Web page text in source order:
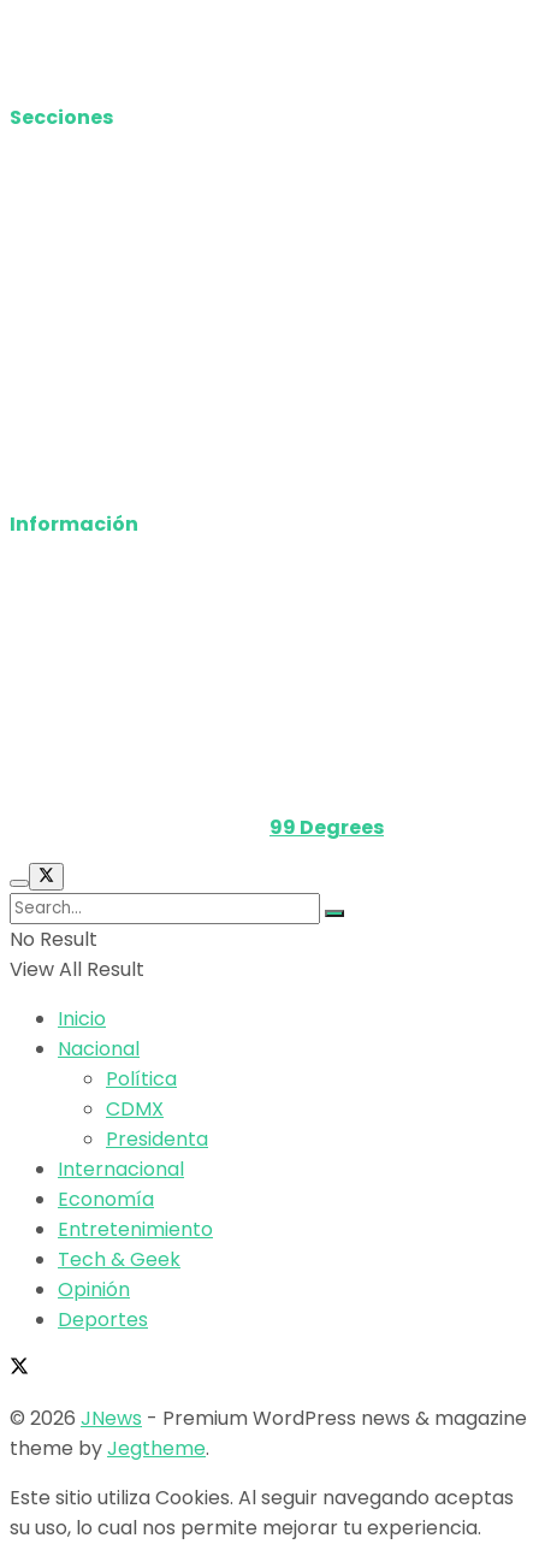
Secciones
Información
99 Degrees
No Result
View All Result
Inicio
Nacional
Política
CDMX
Presidenta
Internacional
Economía
Entretenimiento
Tech & Geek
Opinión
Deportes
© 2026 JNews - Premium WordPress news & magazine
theme byJegtheme.
Este sitio utiliza Cookies. Al seguir navegando aceptas
su uso, lo cual nos permite mejorar tu experiencia.